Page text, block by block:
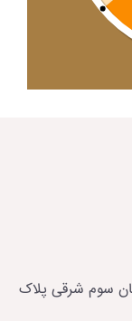
سوم شرقی پلاک